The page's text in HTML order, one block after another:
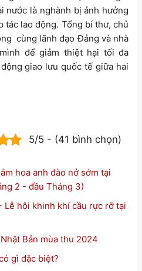
nước là nghành bị ảnh hưởng
tác lao động. Tổng bí thư, chủ
cùng lãnh đạo Đảng và nhà
để giảm thiệt hại tối đa
giao lưu quốc tế giữa hai
5/5 - (41 bình chọn)
hoa anh đào nở sớm tại
2 - đầu Tháng 3)
Lễ hội khinh khí cầu rực rỡ tại
Bản mùa thu 2024
gì đặc biệt?